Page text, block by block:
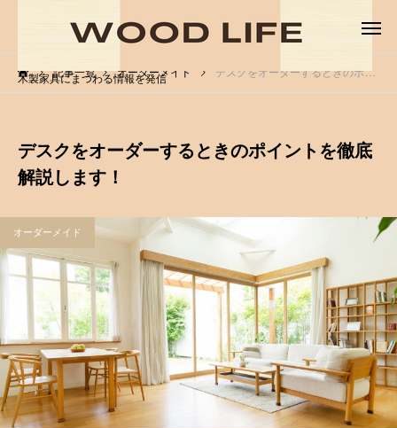
木製家具にまつわる情報を発信
記事一覧 オーダーメイド デスクをオーダーするときのポイントを徹底解説します！
デスクをオーダーするときのポイントを徹底
解説します！
オーダーメイド